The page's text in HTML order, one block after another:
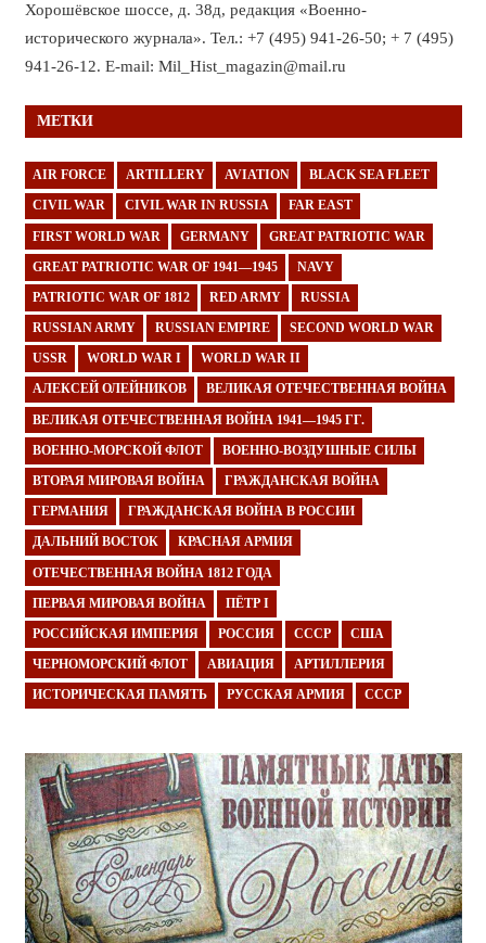
Хорошёвское шоссе, д. 38д, редакция «Военно-
исторического журнала». Тел.: +7 (495) 941-26-50; + 7 (495)
941-26-12. E-mail: Mil_Hist_magazin@mail.ru
МЕТКИ
AIR FORCE ARTILLERY AVIATION BLACK SEA FLEET
CIVIL WAR CIVIL WAR IN RUSSIA FAR EAST
FIRST WORLD WAR GERMANY GREAT PATRIOTIC WAR
GREAT PATRIOTIC WAR OF 1941—1945 NAVY
PATRIOTIC WAR OF 1812 RED ARMY RUSSIA
RUSSIAN ARMY RUSSIAN EMPIRE SECOND WORLD WAR
USSR WORLD WAR I WORLD WAR II
АЛЕКСЕЙ ОЛЕЙНИКОВ ВЕЛИКАЯ ОТЕЧЕСТВЕННАЯ ВОЙНА
ВЕЛИКАЯ ОТЕЧЕСТВЕННАЯ ВОЙНА 1941—1945 ГГ.
ВОЕННО-МОРСКОЙ ФЛОТ ВОЕННО-ВОЗДУШНЫЕ СИЛЫ
ВТОРАЯ МИРОВАЯ ВОЙНА ГРАЖДАНСКАЯ ВОЙНА
ГЕРМАНИЯ ГРАЖДАНСКАЯ ВОЙНА В РОССИИ
ДАЛЬНИЙ ВОСТОК КРАСНАЯ АРМИЯ
ОТЕЧЕСТВЕННАЯ ВОЙНА 1812 ГОДА
ПЕРВАЯ МИРОВАЯ ВОЙНА ПЁТР I
РОССИЙСКАЯ ИМПЕРИЯ РОССИЯ СССР США
ЧЕРНОМОРСКИЙ ФЛОТ АВИАЦИЯ АРТИЛЛЕРИЯ
ИСТОРИЧЕСКАЯ ПАМЯТЬ РУССКАЯ АРМИЯ СССР